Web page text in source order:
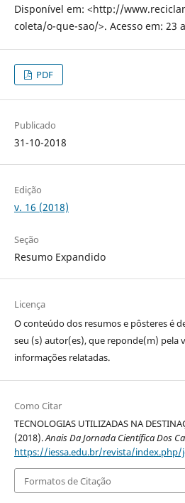
Disponível em: <http://
coleta/o-que-sao/>. Acesso em: 23
PDF
Publicado
31-10-2018
Edição
v. 16 (2018)
Seção
Resumo Expandido
Licença
O conteúdo dos resumos e pôsteres é
seu (s) autor(es), que reponde(m) pela
informações relatadas.
Como Citar
TECNOLOGIAS UTILIZADAS NA
(2018).Anais Da Jornada Científica Dos
https://iessa.edu.br/revista/
Formatos de Citação